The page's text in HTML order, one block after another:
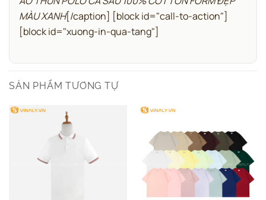
MÀU XANH[/caption] [block id="call-to-action"]
[block id="xuong-in-qua-tang"]
SẢN PHẨM TƯƠNG TỰ